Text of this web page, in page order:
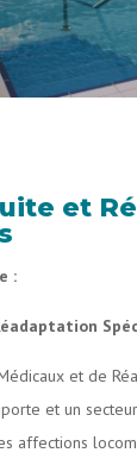
et
:
et de
et un
affections